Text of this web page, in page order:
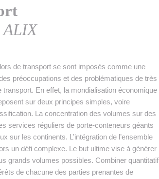
ALIX
de transport se sont imposés comme une
préoccupations et des problématiques de très
En effet, la mondialisation économique
sur deux principes simples, voire
La concentration des volumes sur des
services réguliers de porte-conteneurs géants
sur les continents. L’intégration de l’ensemble
un défi complexe. Le but ultime vise à générer
grands volumes possibles. Combiner quantitatif
de chacune des parties prenantes de